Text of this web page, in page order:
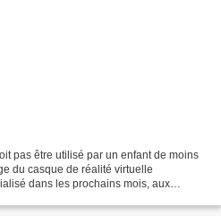
pas être utilisé par un enfant de moins
du casque de réalité virtuelle
dans les prochains mois, aux